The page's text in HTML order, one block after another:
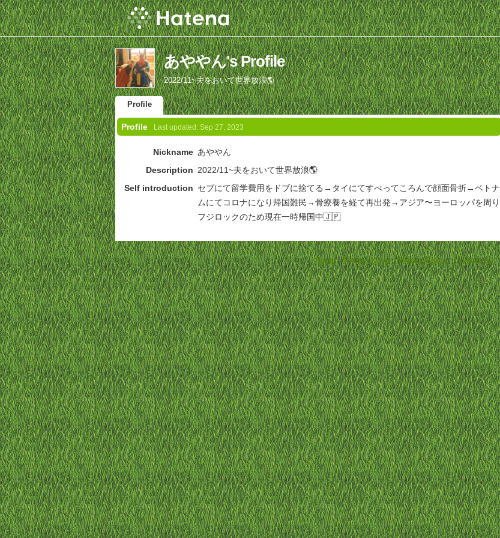
あややん's Profile
2022/11~夫をおいて世界放浪🌎
Profile
Profile Last updated: Sep 27, 2023
Nickname あややん
Description 2022/11~夫をおいて世界放浪🌎
Self introduction セブにて留学費用をドブに捨てる→タイにてすべってころんで顔面骨折→ベトナ
ムにてコロナになり帰国難民→骨療養を経て再出発→アジア〜ヨーロッパを周り
フジロックのため現在一時帰国中🇯🇵
Home-Terms of Use-Privacy Policy-Contact us